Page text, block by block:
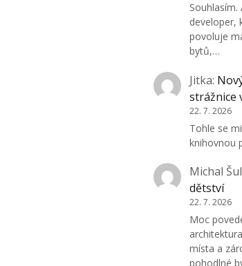
developer,
povoluje
bytů,…
Jitka:
strážnice
22. 7. 2026
Tohle se
knihovnou
Michal
dětství
22. 7. 2026
Moc
místa a
pohodlné